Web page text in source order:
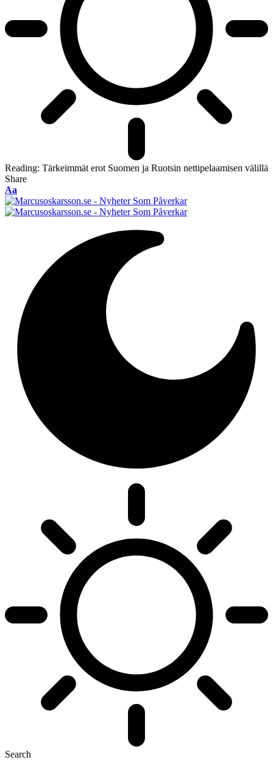
Reading: Tärkeimmät erot Suomen ja Ruotsin nettipelaamisen välillä
Share
Font
Resizer
Aa
Search